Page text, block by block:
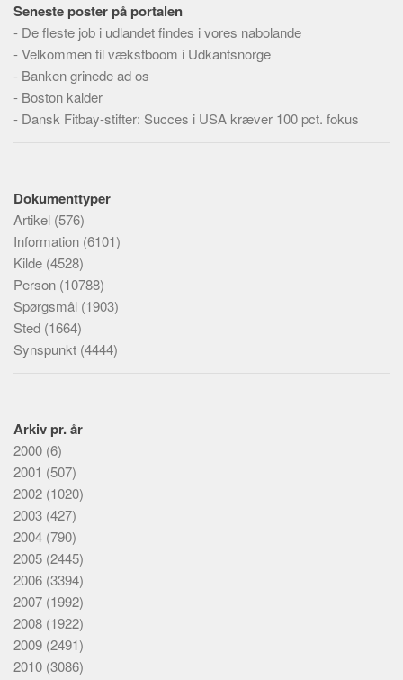
Seneste poster på portalen
- De fleste job i udlandet findes i vores nabolande
-Velkommen til vækstboom i Udkantsnorge
- Banken grinede ad os
- Boston kalder
- Dansk Fitbay-stifter: Succes i USA kræver 100 pct. fokus
Dokumenttyper
Artikel (576)
Information (6101)
Kilde (4528)
Person (10788)
Spørgsmål (1903)
Sted (1664)
Synspunkt (4444)
Arkiv pr. år
2000 (6)
2001 (507)
2002 (1020)
2003 (427)
2004 (790)
2005 (2445)
2006 (3394)
2007 (1992)
2008 (1922)
2009 (2491)
2010 (3086)